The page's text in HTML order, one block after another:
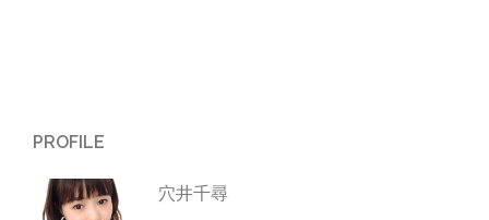
PROFILE
穴井千尋